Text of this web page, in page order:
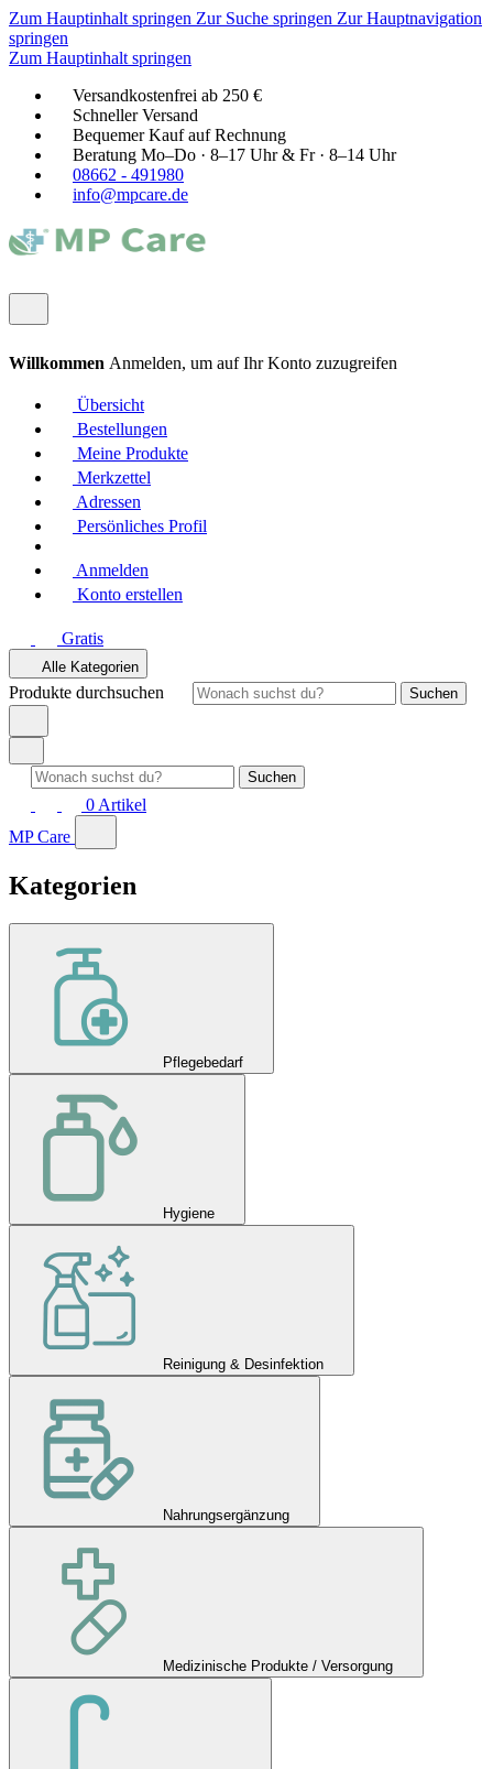
Zum Hauptinhalt springen Zur Suche springen Zur Hauptnavigation
springen
Zum Hauptinhalt springen
Versandkostenfrei ab 250 €
Schneller Versand
Bequemer Kauf auf Rechnung
Beratung Mo–Do · 8–17 Uhr & Fr · 8–14 Uhr
08662 - 491980
info@mpcare.de
Willkommen Anmelden, um auf Ihr Konto zuzugreifen
Übersicht
Bestellungen
Meine Produkte
Merkzettel
Adressen
Persönliches Profil
Anmelden
Konto erstellen
Gratis
Alle Kategorien
Produkte durchsuchen Suchen
Suchen
0 Artikel
MP Care
Kategorien
Pflegebedarf
Hygiene
Reinigung & Desinfektion
Nahrungsergänzung
Medizinische Produkte / Versorgung